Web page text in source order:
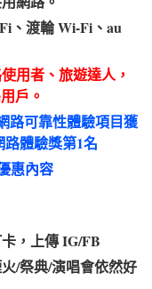
、渡輪 Wi-Fi、au
用者、旅遊達人，
戶。
路可靠性體驗項目獲
路體驗獎第1名
惠內容
，上傳 IG/FB
/祭典/演唱會依然好